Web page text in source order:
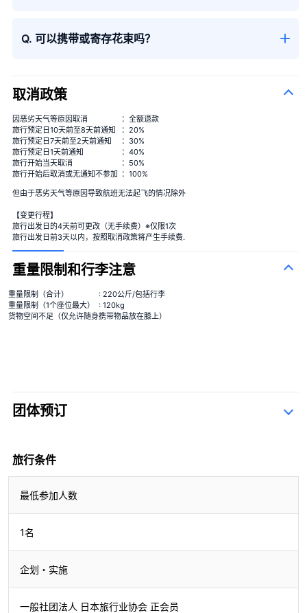
季节性花束
季节性花束
Q. 可以携带或寄存花束吗？
取消政策
因恶劣天气等原因取消
：全额退款
旅行预定日10天前至8天前通知
：20%
旅行预定日7天前至2天前通知
：30%
旅行预定日1天前通知
：40%
旅行开始当天取消
：50%
旅行开始后取消或无通知不参加 ：100%
但由于恶劣天气等原因导致航班无法起飞的情况除外
【变更行程】
旅行出发日的4天前可更改（无手续费）※仅限1次
旅行出发日前3天以内，按照取消政策将产生手续费.
重量限制和行李注意
重量限制（合计）
: 220公斤/包括行李
重量限制（1个座位最大）
: 120kg
货物空间不足（仅允许随身携带物品放在膝上）
团体预订
旅行条件
最低参加人数
1名
企划・实施
一般社团法人 日本旅行业协会 正会员